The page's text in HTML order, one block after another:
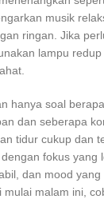
musik
ringan. Jika
lampu
hanya soal
dan seberapa
tidur cukup dan
fokus yang
dan mood yang
malam ini,